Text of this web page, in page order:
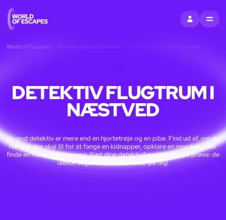
LOG INDMENU
World of Escapes Escape rooms i Næstved Detektiv flugtrum i Næstved
DETEKTIV FLUGTRUM I
NÆSTVED
En god detektiv er mere end en hjortetrøje og en pibe. Find ud af, om du
har det, der skal til for at fange en kidnapper, opklare en mordsag eller
finde en forsvundet person. Sæt dine detektivfærdigheder på prøve: de
uløste sager i Næstved venter på dig!